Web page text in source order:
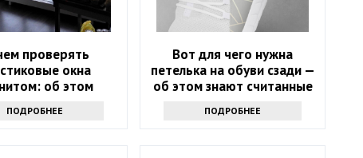
проверять
окна
об этом
не
а зря
ПОДРОБНЕЕ
Вот для чего нужна
петелька на обуви сзади —
об этом знают считанные
ПОДРОБНЕЕ